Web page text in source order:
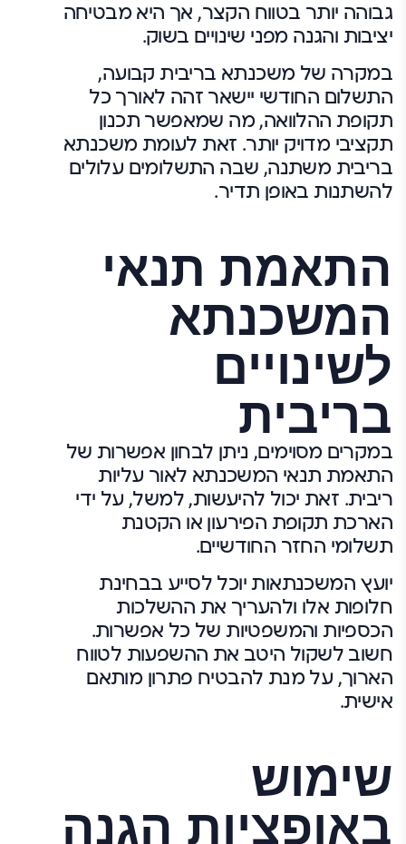
גבוהה יותר בטווח הקצר, אך היא מבטיחה
יציבות והגנה מפני שינויים בשוק.
במקרה של משכנתא בריבית קבועה,
התשלום החודשי יישאר זהה לאורך כל
תקופת ההלוואה, מה שמאפשר תכנון
תקציבי מדויק יותר. זאת לעומת משכנתא
בריבית משתנה, שבה התשלומים עלולים
להשתנות באופן תדיר.
התאמת תנאי
המשכנתא
לשינויים
בריבית
במקרים מסוימים, ניתן לבחון אפשרות של
התאמת תנאי המשכנתא לאור עליות
ריבית. זאת יכול להיעשות, למשל, על ידי
הארכת תקופת הפירעון או הקטנת
תשלומי החזר החודשיים.
יועץ המשכנתאות יוכל לסייע בבחינת
חלופות אלו ולהעריך את ההשלכות
הכספיות והמשפטיות של כל אפשרות.
חשוב לשקול היטב את ההשפעות לטווח
הארוך, על מנת להבטיח פתרון מותאם
אישית.
שימוש
באופציות הגנה